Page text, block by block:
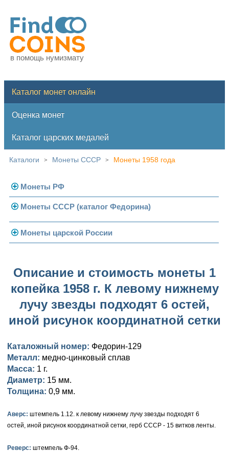
в помощь нумизмату
Каталог монет онлайн
Оценка монет
Каталог царских медалей
Каталоги > Монеты СССР > Монеты 1958 года
Монеты РФ
Современная Россия
Монеты 1991-1993 гг.
Монеты СССР (каталог Федорина)
Погодовка СССР
Золотые червонцы
Памятные и юбилейные
Монеты царской России
Золото
Медь
Для Финляндии
Памятные и донативные
Александр III (1881-1894)
Серебро
Для Финляндии
Памятные и донативные
Александр II (1855-1881)
Золото
Медь
Для Финляндии
Николай I (1825-1855)
Серебро
Медь
Русско-Польские
Золото
Серебро
Для Грузии
Павел I (1796-1801)
Золото
Медь
Екатерина II (1762-1796)
Серебро
Елизавета I (1741-1762)
Описание и стоимость монеты 1
копейка 1958 г. К левому нижнему
лучу звезды подходят 6 остей,
иной рисунок координатной сетки
Каталожный номер: Федорин-129
Металл: медно-цинковый сплав
Масса: 1 г.
Диаметр: 15 мм.
Толщина: 0,9 мм.
Аверс: штемпель 1.12. к левому нижнему лучу звезды подходят 6
остей, иной рисунок координатной сетки, герб СССР - 15 витков ленты.
Реверс: штемпель Ф-94.